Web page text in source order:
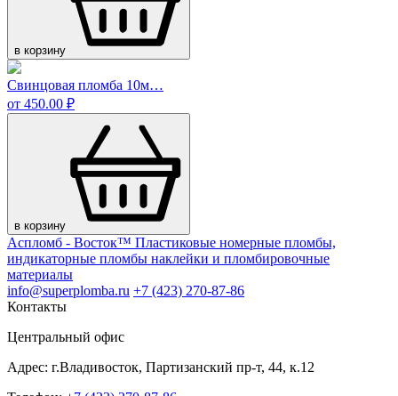
в корзину
Свинцовая пломба 10м…
от 450.00 ₽
в корзину
Аспломб - Восток™ Пластиковые номерные пломбы,
индикаторные пломбы наклейки и пломбировочные
материалы
info@superplomba.ru +7 (423) 270-87-86
Контакты
Центральный офис
Адрес: г.Владивосток, Партизанский пр-т, 44, к.12